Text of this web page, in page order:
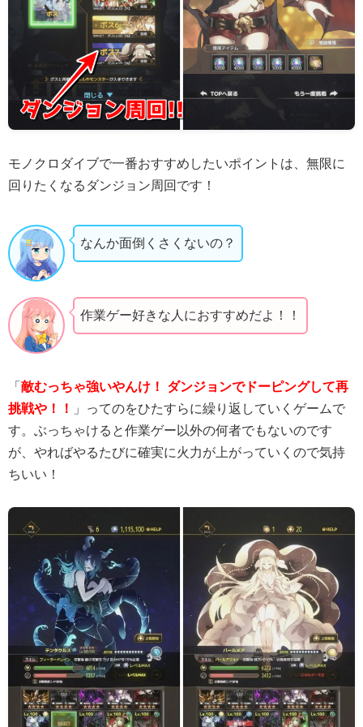
モノクロダイブで一番おすすめしたいポイントは、無限に
回りたくなるダンジョン周回です！
なんか面倒くさくないの？
作業ゲー好きな人におすすめだよ！！
「 敵むっちゃ強いやんけ！ ダンジョンでドーピングして再
挑戦や！！
」ってのをひたすらに繰り返していくゲームで
す。ぶっちゃけると作業ゲー以外の何者でもないのです
が、やればやるたびに確実に火力が上がっていくので気持
ちいい！